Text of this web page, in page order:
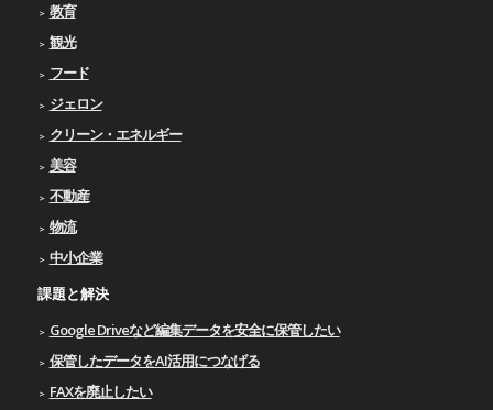
教育
観光
フード
ジェロン
クリーン・エネルギー
美容
不動産
物流
中小企業
課題と解決
Google Driveなど編集データを安全に保管したい
保管したデータをAI活用につなげる
FAXを廃止したい